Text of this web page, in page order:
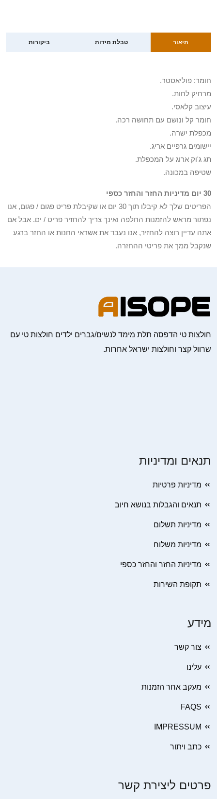
תיאור טבלת מידות ביקורות
חומר: פוליאסטר.
מרחיק לחות.
עיצוב קלאסי.
חומר קל ונושם עם תחושה רכה.
מכפלת ישרה.
יישומים גרפיים אריג.
תג ג'וק ארוג על המכפלת.
שטיפה במכונה.
30 יום מדיניות החזר והחזר כספי
הפריטים שלך לא קיבלו תוך 30 יום או שקיבלת פריט פגום / פגום, אנו
נפתור מראש להזמנות החלפה ואינך צריך להחזיר פריט / ים. אבל אם
אתה עדיין רוצה להחזיר, אנו נעבד את אשראי החנות או החזר ברגע
שנקבל ממך את פריטי ההחזרה.
חולצות טי הדפסה תלת מימד לנשים/גברים ילדים חולצות טי עם
שרוול קצר וחולצות ישראל אחרות.
תנאים ומדיניות
מדיניות פרטיות
תנאים והגבלות בנושא חיוב
מדיניות תשלום
מדיניות משלוח
מדיניות החזר והחזר כספי
תקופת השירות
מידע
צור קשר
עלינו
מעקב אחר הזמנות
FAQS
IMPRESSUM
כתב ויתור
פרטים ליצירת קשר